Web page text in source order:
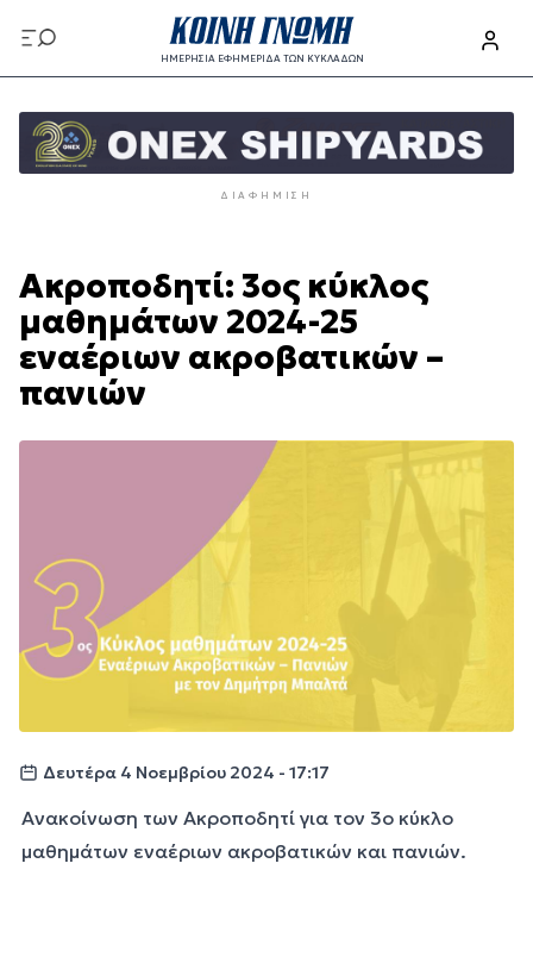
προς
το
περιεχόμενο
ΗΜΕΡΗΣΙΑ ΕΦΗΜΕΡΙΔΑ ΤΩΝ ΚΥΚΛΑΔΩΝ
προς
κυρίως
ΔΙΑΦΉΜΙΣΗ
Ακροποδητί: 3oς κύκλος
μαθημάτων 2024-25
εναέριων ακροβατικών –
πανιών
Δευτέρα 4 Νοεμβρίου 2024 - 17:17
Ανακοίνωση των Ακροποδητί για τον 3ο κύκλο
μαθημάτων εναέριων ακροβατικών και πανιών.